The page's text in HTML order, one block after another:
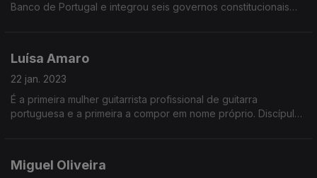
Banco de Portugal e integrou seis governos constitucionais
Luísa Amaro
22 jan. 2023
É a primeira mulher guitarrista profissional de guitarra
portuguesa e a primeira a compor em nome próprio. Discípula
Miguel Oliveira